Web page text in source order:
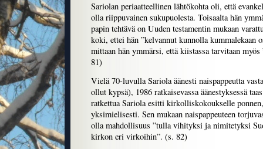
Sariolan periaatteellinen lähtökohta oli, että
olla riippuvainen sukupuolesta. Toisaalta hän
papin tehtävä on Uuden testamentin mukaan
koki, ettei hän ”kelvannut kunnolla kummalekaan
mittaan hän ymmärsi, että kiistassa tarvitaan
81)
Vielä 70-luvulla Sariola äänesti naispappeutta
ollut kypsä), 1986 ratkaisevassa äänestyksessä
ratkettua Sariola esitti kirkolliskokoukselle
yksimielisesti. Sen mukaan naispappeuteen
olla mahdollisuus ”tulla vihityksi ja nimitetyksi
kirkon eri virkoihin”. (s. 82)